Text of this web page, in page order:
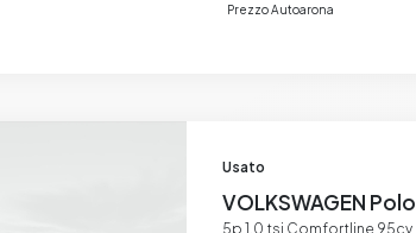
Prezzo Autoarona
Usato
VOLKSWAGEN Polo
5p 1.0 tsi Comfortline 95cv